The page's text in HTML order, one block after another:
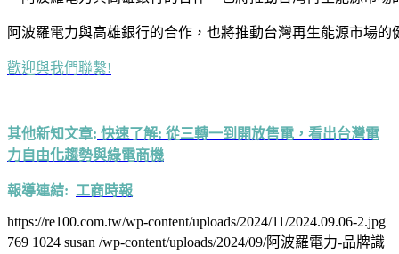
阿波羅電力與高雄銀行的合作，也將推動台灣再生能源市場
歡迎與我們聯繫!
其他新知文章: 快速了解: 從三轉一到開放售電，看出台灣電
力自由化趨勢與綠電商機
報導連結: 工商時報
https://re100.com.tw/wp-content/uploads/2024/11/2024.09.06-2.jpg
769 1024 susan /wp-content/uploads/2024/09/阿波羅電力-品牌識